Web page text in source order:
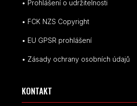
• Prohlášení o udržitelnosti
• FCK NZS Copyright
• EU GPSR prohlášení
• Zásady ochrany osobních údajů
KONTAKT